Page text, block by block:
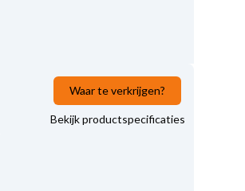
Waar te verkrijgen?
Bekijk productspecificaties